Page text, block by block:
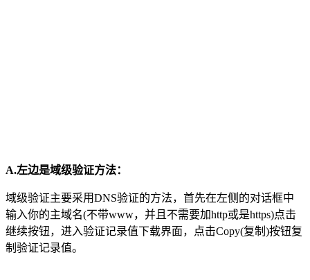
A.左边是域级验证方法：
域级验证主要采用DNS验证的方法，首先在左侧的对话框中
输入你的主域名(不带www，并且不需要加http或是https)点击
继续按钮，进入验证记录值下载界面，点击Copy(复制)按钮复
制验证记录值。